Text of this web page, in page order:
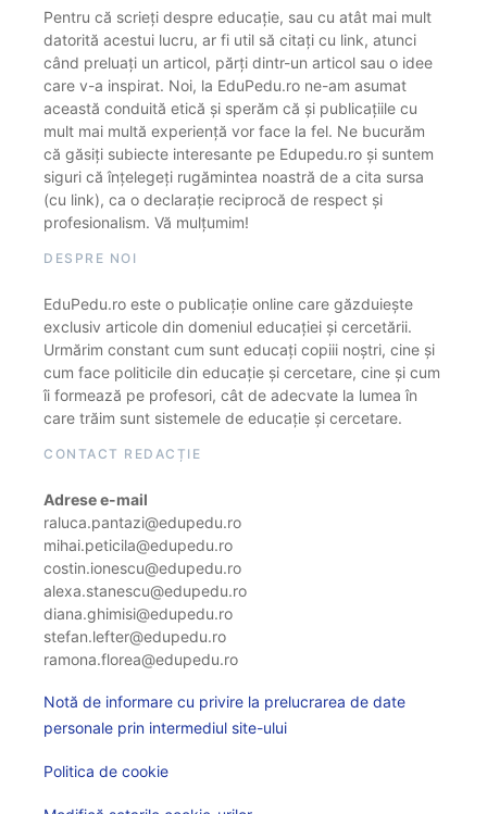
Pentru că scrieți despre educație, sau cu atât mai mult
datorită acestui lucru, ar fi util să citați cu link, atunci
când preluați un articol, părți dintr-un articol sau o idee
care v-a inspirat. Noi, la EduPedu.ro ne-am asumat
această conduită etică și sperăm că și publicațiile cu
mult mai multă experiență vor face la fel. Ne bucurăm
că găsiți subiecte interesante pe Edupedu.ro și suntem
siguri că înțelegeți rugămintea noastră de a cita sursa
(cu link), ca o declarație reciprocă de respect și
profesionalism. Vă mulțumim!
DESPRE NOI
EduPedu.ro este o publicație online care găzduiește
exclusiv articole din domeniul educației și cercetării.
Urmărim constant cum sunt educați copiii noștri, cine și
cum face politicile din educație și cercetare, cine și cum
îi formează pe profesori, cât de adecvate la lumea în
care trăim sunt sistemele de educație și cercetare.
CONTACT REDACȚIE
Adrese e-mail
raluca.pantazi@edupedu.ro
mihai.peticila@edupedu.ro
costin.ionescu@edupedu.ro
alexa.stanescu@edupedu.ro
diana.ghimisi@edupedu.ro
stefan.lefter@edupedu.ro
ramona.florea@edupedu.ro
Notă de informare cu privire la prelucrarea de date
personale prin intermediul site-ului
Politica de cookie